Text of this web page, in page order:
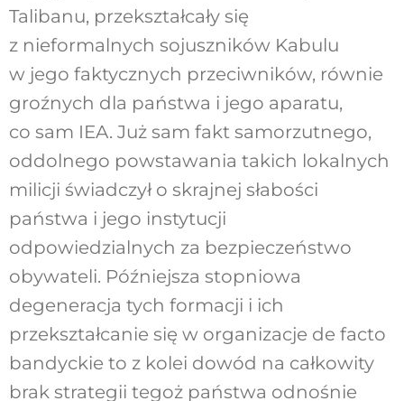
Talibanu, przekształcały się
z nieformalnych sojuszników Kabulu
w jego faktycznych przeciwników, równie
groźnych dla państwa i jego aparatu,
co sam IEA. Już sam fakt samorzutnego,
oddolnego powstawania takich lokalnych
milicji świadczył o skrajnej słabości
państwa i jego instytucji
odpowiedzialnych za bezpieczeństwo
obywateli. Późniejsza stopniowa
degeneracja tych formacji i ich
przekształcanie się w organizacje de facto
bandyckie to z kolei dowód na całkowity
brak strategii tegoż państwa odnośnie